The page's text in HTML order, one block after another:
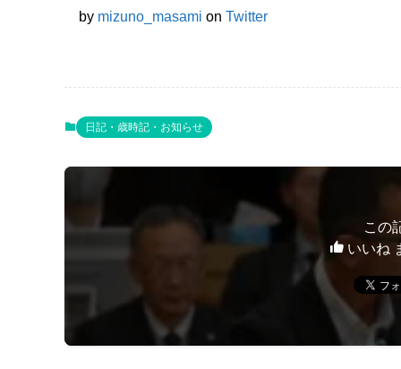
by mizuno_masami on Twitter
日記・歳時記・お知らせ
この
いいね